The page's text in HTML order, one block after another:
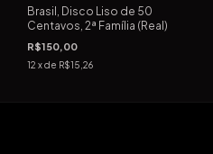
Brasil, Disco Liso de 50
Centavos, 2ª Família (Real)
R$150,00
12 x de R$15,26